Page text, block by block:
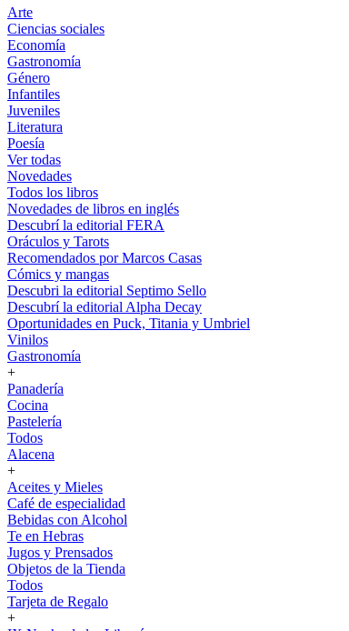
Arte
Ciencias sociales
Economía
Gastronomía
Género
Infantiles
Juveniles
Literatura
Poesía
Ver todas
Novedades
Todos los libros
Novedades de libros en inglés
Descubrí la editorial FERA
Oráculos y Tarots
Recomendados por Marcos Casas
Cómics y mangas
Descubri la editorial Septimo Sello
Descubrí la editorial Alpha Decay
Oportunidades en Puck, Titania y Umbriel
Vinilos
Gastronomía
+
Panadería
Cocina
Pastelería
Todos
Alacena
+
Aceites y Mieles
Café de especialidad
Bebidas con Alcohol
Te en Hebras
Jugos y Prensados
Objetos de la Tienda
Todos
Tarjeta de Regalo
+